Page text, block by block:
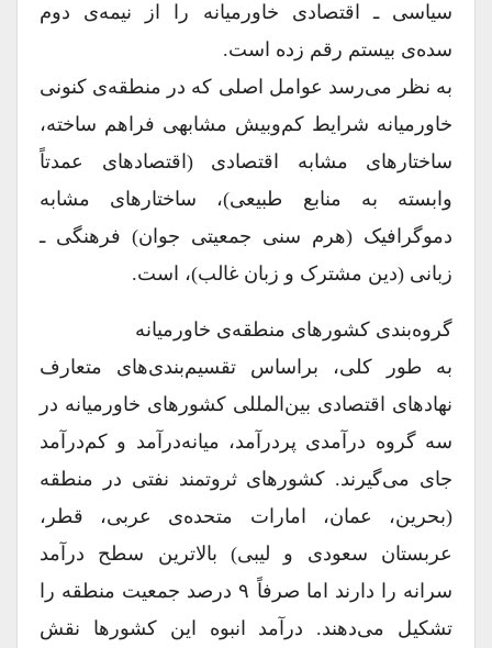
سیاسی ـ اقتصادی خاورمیانه را از نیمه‌ی دوم
سده‌ی بیستم رقم زده است.
به نظر می‌رسد عوامل اصلی که در منطقه‌ی کنونی
خاورمیانه شرایط کم‌وبیش مشابهی فراهم ساخته،
ساختارهای مشابه اقتصادی (اقتصادهای عمدتاً
وابسته به منابع طبیعی)، ساختارهای مشابه
دموگرافیک (هرم سنی جمعیتی جوان) فرهنگی ـ
زبانی (دین مشترک و زبان غالب)، است.
گروه‌بندی کشورهای منطقه‌ی خاورمیانه
به طور کلی، براساس تقسیم‌بندی‌های متعارف
نهادهای اقتصادی بین‌المللی کشورهای خاورمیانه در
سه گروه درآمدی پردرآمد، میانه‌درآمد و کم‌درآمد
جای می‌گیرند. کشورهای ثروتمند نفتی در منطقه
(بحرین، عمان، امارات متحده‌ی عربی، قطر،
عربستان سعودی و لیبی) بالاترین سطح درآمد
سرانه را دارند اما صرفاً ۹ درصد جمعیت منطقه را
تشکیل می‌دهند. درآمد انبوه این کشورها نقش